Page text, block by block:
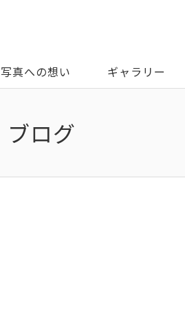
写真への想い ギャラリー
ブログ